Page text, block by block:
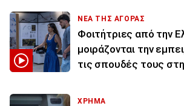
ΝΕΑ ΤΗΣ ΑΓΟΡΑΣ
Φοιτήτριες από την
μοιράζονται την
τις σπουδές τους
ΧΡΗΜΑ